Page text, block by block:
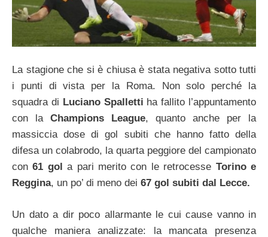
La stagione che si è chiusa è stata negativa sotto tutti
i punti di vista per la Roma. Non solo perché la
squadra di Luciano Spalletti ha fallito l’appuntamento
con la Champions League, quanto anche per la
massiccia dose di gol subiti che hanno fatto della
difesa un colabrodo, la quarta peggiore del campionato
con61 gola pari merito con le retrocesse Torino e
Reggina, un po’ di meno dei 67 gol subiti dal Lecce.
Un dato a dir poco allarmante le cui cause vanno in
qualche maniera analizzate: la mancata presenza